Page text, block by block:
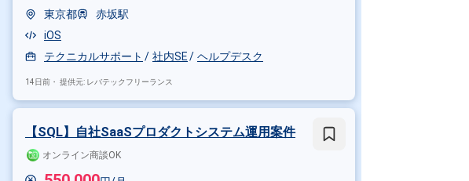
東京都
赤坂駅
iOS
テクニカルサポート
社内SE ヘルプデスク
14日前・ 提供元: レバテックフリーランス
【SQL】自社SaaSプロダクトシステム運用案件
オンライン商談OK